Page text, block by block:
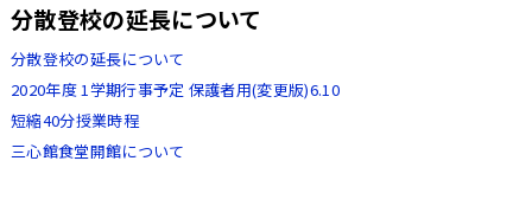
分散登校の延長について
分散登校の延長について
2020年度 1学期行事予定 保護者用(変更版)6.10
短縮40分授業時程
三心館食堂開館について